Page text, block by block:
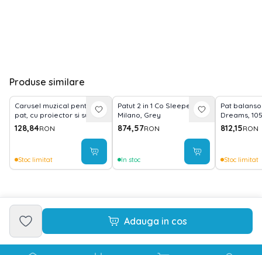
Adauga in cos
Produse similare
Carusel muzical pentru
pat, cu proiector si sunete,
Happy Animals Blue
128,84RON
Stoc limitat
Patut 2 in 1 Co Sleeper,
Milano, Grey
874,57RON
In stoc
Pat
Dreams,
Blue
812,15RON
Stoc limitat